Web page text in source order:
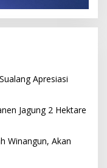
Apresiasi
Jagung 2 Hektare
Winangun, Akan